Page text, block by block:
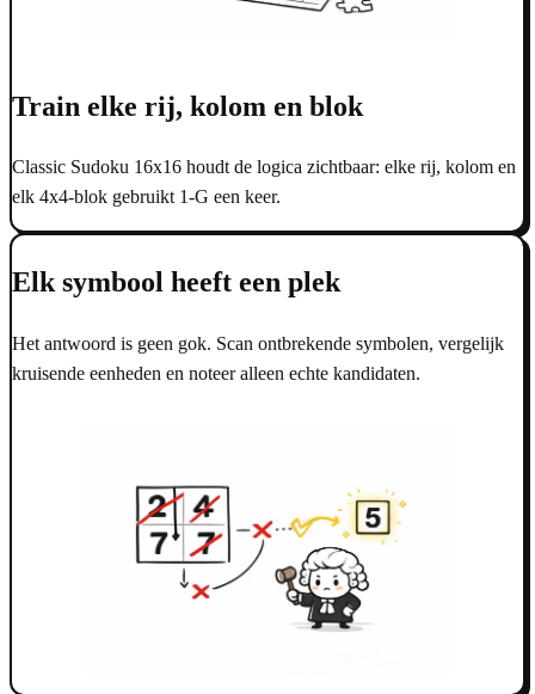
Train elke rij, kolom en blok
Classic Sudoku 16x16 houdt de logica zichtbaar: elke rij, kolom en
elk 4x4-blok gebruikt 1-G een keer.
Elk symbool heeft een plek
Het antwoord is geen gok. Scan ontbrekende symbolen, vergelijk
kruisende eenheden en noteer alleen echte kandidaten.